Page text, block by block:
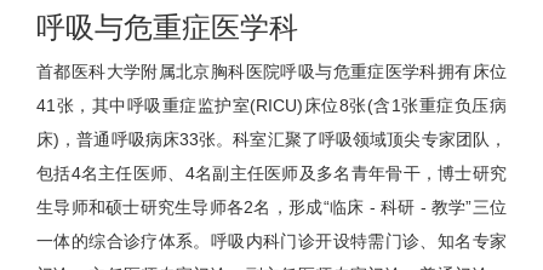
呼吸与危重症医学科
首都医科大学附属北京胸科医院呼吸与危重症医学科拥有床位
41张，其中呼吸重症监护室(RICU)床位8张(含1张重症负压病
床)，普通呼吸病床33张。科室汇聚了呼吸领域顶尖专家团队，
包括4名主任医师、4名副主任医师及多名青年骨干，博士研究
生导师和硕士研究生导师各2名，形成“临床 - 科研 - 教学”三位
一体的综合诊疗体系。呼吸内科门诊开设特需门诊、知名专家